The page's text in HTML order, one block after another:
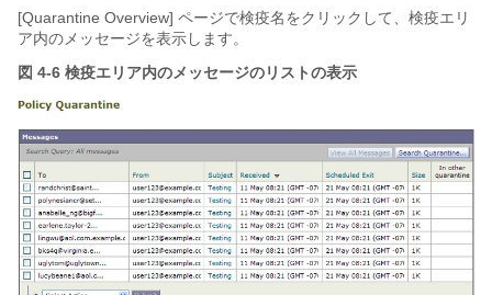
[Quarantine Overview] ページで検疫名をクリックして、検疫エリ
ア内のメッセージを表示します。
図 4-6 検疫エリア内のメッセージのリストの表示